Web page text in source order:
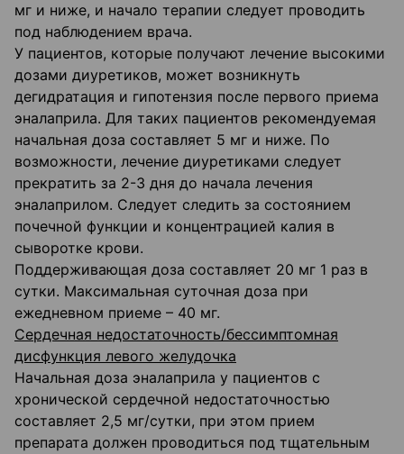
мг и ниже, и начало терапии следует проводить
под наблюдением врача.
У пациентов, которые получают лечение высокими
дозами диуретиков, может возникнуть
дегидратация и гипотензия после первого приема
эналаприла. Для таких пациентов рекомендуемая
начальная доза составляет 5 мг и ниже. По
возможности, лечение диуретиками следует
прекратить за 2-3 дня до начала лечения
эналаприлом. Следует следить за состоянием
почечной функции и концентрацией калия в
сыворотке крови.
Поддерживающая доза составляет 20 мг 1 раз в
сутки. Максимальная суточная доза при
ежедневном приеме – 40 мг.
Сердечная недостаточность/бессимптомная
дисфункция левого желудочка
Начальная доза эналаприла у пациентов с
хронической сердечной недостаточностью
составляет 2,5 мг/сутки, при этом прием
препарата должен проводиться под тщательным